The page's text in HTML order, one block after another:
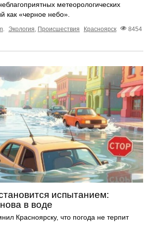
метеорологических
как «черное небо».
Экология Происшествия Красноярск
8454
испытанием:
в воде
Красноярску, что погода не терпит